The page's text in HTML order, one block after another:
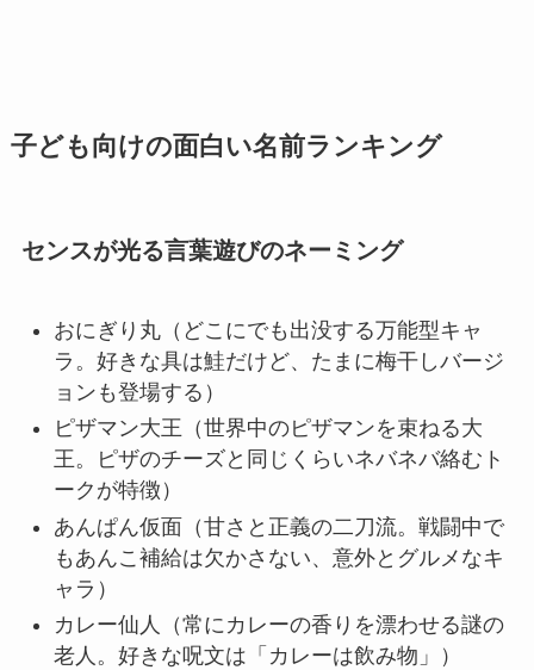
子ども向けの面白い名前ランキング
センスが光る言葉遊びのネーミング
おにぎり丸（どこにでも出没する万能型キャ
ラ。好きな具は鮭だけど、たまに梅干しバージ
ョンも登場する）
ピザマン大王（世界中のピザマンを束ねる大
王。ピザのチーズと同じくらいネバネバ絡むト
ークが特徴）
あんぱん仮面（甘さと正義の二刀流。戦闘中で
もあんこ補給は欠かさない、意外とグルメなキ
ャラ）
カレー仙人（常にカレーの香りを漂わせる謎の
老人。好きな呪文は「カレーは飲み物」）